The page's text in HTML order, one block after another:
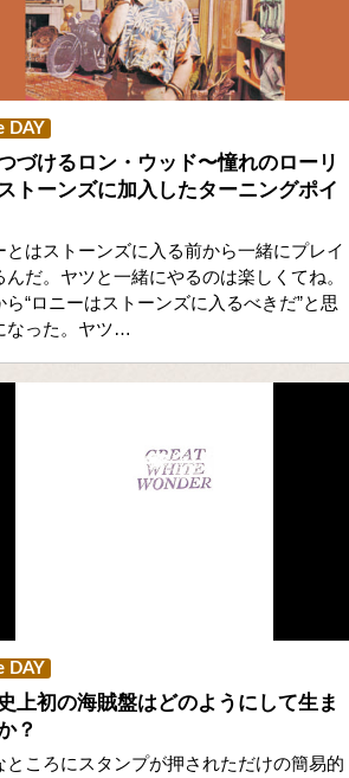
DAY
づけるロン・ウッド〜憧れのローリ
トーンズに加入したターニングポイ
とはストーンズに入る前から一緒にプレイ
んだ。ヤツと一緒にやるのは楽しくてね。
ら“ロニーはストーンズに入るべきだ”と思
なった。ヤツ…
DAY
上初の海賊盤はどのようにして生ま
？
ところにスタンプが押されただけの簡易的